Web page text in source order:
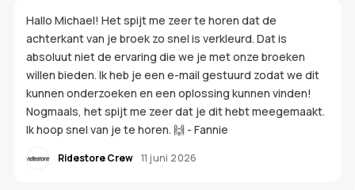
Hallo Michael! Het spijt me zeer te horen dat de
achterkant van je broek zo snel is verkleurd. Dat is
absoluut niet de ervaring die we je met onze broeken
willen bieden. Ik heb je een e-mail gestuurd zodat we dit
kunnen onderzoeken en een oplossing kunnen vinden!
Nogmaals, het spijt me zeer dat je dit hebt meegemaakt.
Ik hoop snel van je te horen. 🙌 - Fannie
Ridestore Crew 11 juni 2026